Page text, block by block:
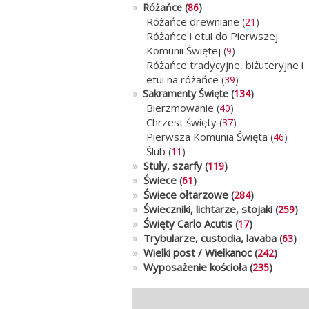
» Różańce (86)
Różańce drewniane (21 )
Różańce i etui do Pierwszej
Komunii Świętej (9)
Różańce tradycyjne, biżuteryjne i
etui na różańce (39)
» Sakramenty Święte (134)
Bierzmowanie (40)
Chrzest święty (37)
Pierwsza Komunia Święta (46)
Ślub (11 )
» Stuły, szarfy (119)
» Świece (61)
» Świece ołtarzowe (284)
» Świeczniki, lichtarze, stojaki (259)
» Święty Carlo Acutis (17)
» Trybularze, custodia, lavaba (63)
» Wielki post / Wielkanoc (242)
» Wyposażenie kościoła (235)